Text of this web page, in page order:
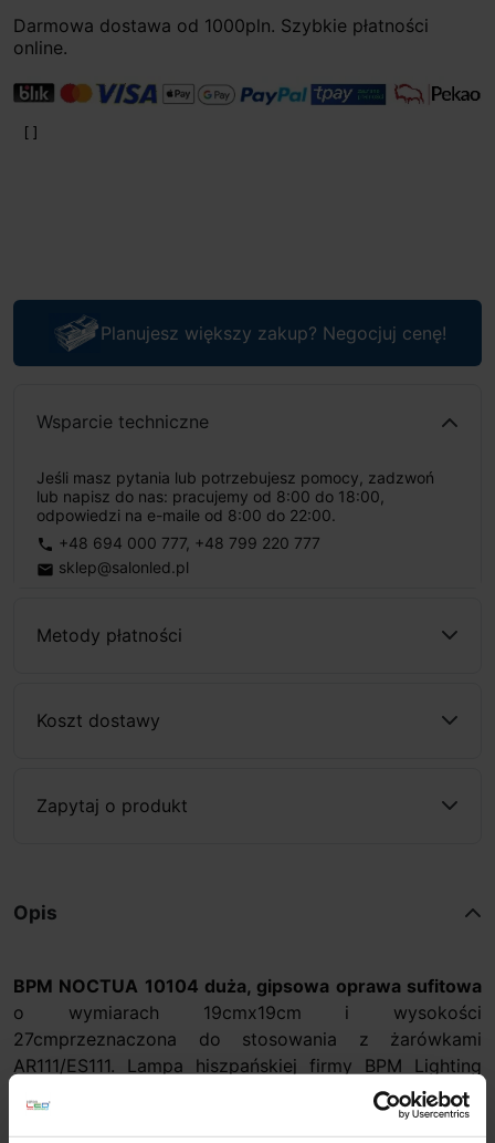
Darmowa dostawa od 1000pln. Szybkie płatności
online.
Planujesz większy zakup? Negocjuj cenę!
Wsparcie techniczne
Jeśli masz pytania lub potrzebujesz pomocy, zadzwoń
lub napisz do nas: pracujemy od 8:00 do 18:00,
odpowiedzi na e-maile od 8:00 do 22:00.
phone +48 694 000 777, +48 799 220 777
email sklep@salonled.pl
Metody płatności
Koszt dostawy
Zapytaj o produkt
Opis
BPM NOCTUA 10104 duża, gipsowa oprawa sufitowa
o wymiarach 19cmx19cm i wysokości
27cmprzeznaczona do stosowania z żarówkami
AR111/ES111. Lampa hiszpańskiej firmy BPM Lighting
wykonana z Crismosilu czyli specjalnej mieszanki
gipsu, żywicy, akrylu i włókna szklanego, która może